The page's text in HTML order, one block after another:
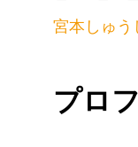
宮本しゅう
プロ